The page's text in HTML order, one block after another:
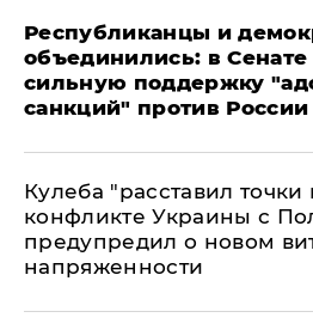
Республиканцы и
объединились: в Сенате
сильную поддержку
санкций" против России
Кулеба "расставил точки
конфликте Украины с
предупредил о новом
напряженности